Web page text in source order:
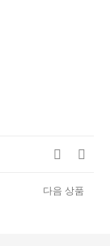
다음 상품